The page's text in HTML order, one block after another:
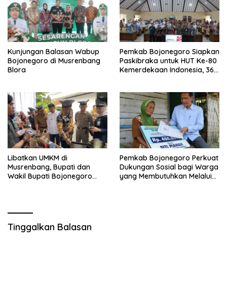
Kunjungan Balasan Wabup
Bojonegoro di Musrenbang
Blora
Pemkab Bojonegoro Siapkan
Paskibraka untuk HUT Ke-80
Kemerdekaan Indonesia, 364
Libatkan UMKM di
Musrenbang, Bupati dan
Wakil Bupati Bojonegoro
Pemkab Bojonegoro Perkuat
Dukungan Sosial bagi Warga
yang Membutuhkan Melalui
Tinggalkan Balasan